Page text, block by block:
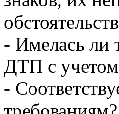
- Имелась ли
ДТП с учетом
-